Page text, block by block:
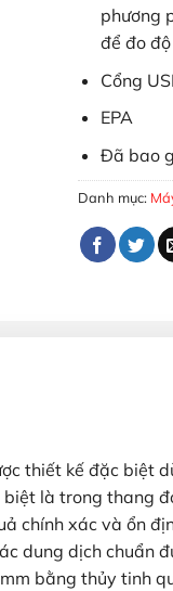
phương
để đo
Cổng
EPA
Đã bao
Danh mục:
thiết kế đặc biệt
là trong thang
chính xác và ổn
dung dịch chuẩn
bằng thủy tinh